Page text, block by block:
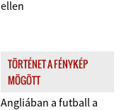
ellen
TÖRTÉNET A FÉNYKÉP
MÖGÖTT
Angliában a futball a